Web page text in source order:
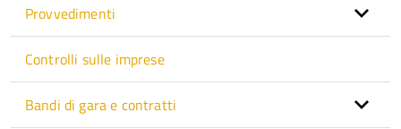
Provvedimenti
Controlli sulle imprese
Bandi di gara e contratti